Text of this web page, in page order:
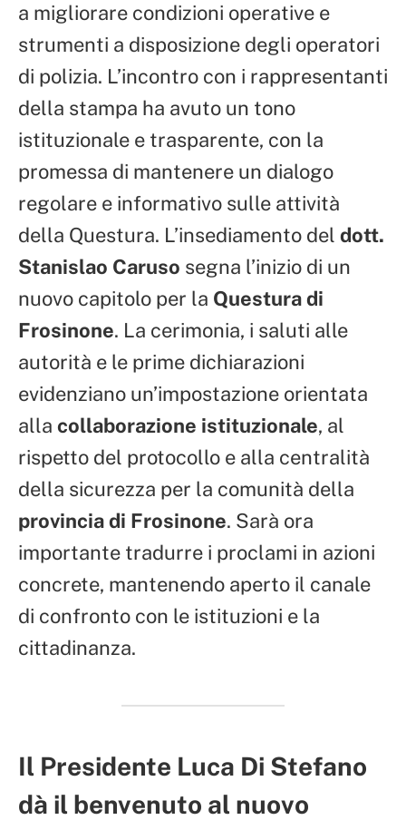
a migliorare condizioni operative e
strumenti a disposizione degli operatori
di polizia. L’incontro con i rappresentanti
della stampa ha avuto un tono
istituzionale e trasparente, con la
promessa di mantenere un dialogo
regolare e informativo sulle attività
della Questura. L’insediamento del dott.
Stanislao Caruso segna l’inizio di un
nuovo capitolo per la Questura di
Frosinone. La cerimonia, i saluti alle
autorità e le prime dichiarazioni
evidenziano un’impostazione orientata
alla collaborazione istituzionale, al
rispetto del protocollo e alla centralità
della sicurezza per la comunità della
provincia di Frosinone. Sarà ora
importante tradurre i proclami in azioni
concrete, mantenendo aperto il canale
di confronto con le istituzioni e la
cittadinanza.
Il Presidente Luca Di Stefano
dà il benvenuto al nuovo